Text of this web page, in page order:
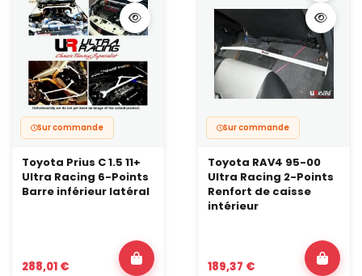
Sur commande
Toyota Prius C 1.5 11+
Ultra Racing 6-Points
Barre inférieur latéral
288,01 €
Sur commande
Toyota RAV4 95-00
Ultra Racing 2-Points
Renfort de caisse
intérieur
189,37 €